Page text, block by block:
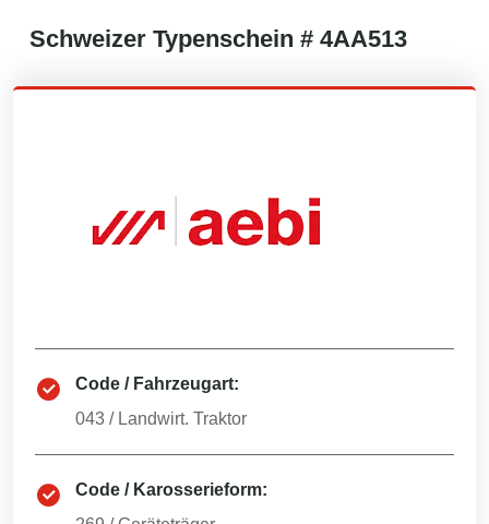
Schweizer Typenschein # 4AA513
Code / Fahrzeugart:
043 / Landwirt. Traktor
Code / Karosserieform: